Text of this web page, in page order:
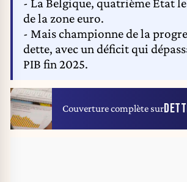
- La Belgique, quatrième État
de la zone euro.
- Mais championne de la
dette, avec un déficit qui
PIB fin 2025.
Couverture complète sur